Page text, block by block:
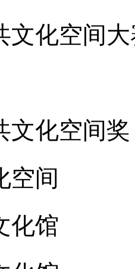
化空间大
化空间奖
间
馆